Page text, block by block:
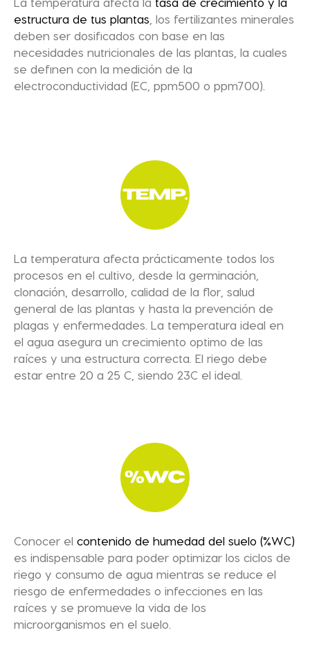
estructura de tus plantas , los fertilizantes minerales
deben ser dosificados con base en las
necesidades nutricionales de las plantas, la cuales
se definen con la medición de la
electroconductividad (EC, ppm500 o ppm700).
La temperatura afecta prácticamente todos los
procesos en el cultivo, desde la germinación,
clonación, desarrollo, calidad de la flor, salud
general de las plantas y hasta la prevención de
plagas y enfermedades. La temperatura ideal en
el agua asegura un crecimiento optimo de las
raíces y una estructura correcta. El riego debe
estar entre 20 a 25 C, siendo 23C el ideal.
Conocer el contenido de humedad del suelo (%WC)
es indispensable para poder optimizar los ciclos de
riego y consumo de agua mientras se reduce el
riesgo de enfermedades o infecciones en las
raíces y se promueve la vida de los
microorganismos en el suelo.